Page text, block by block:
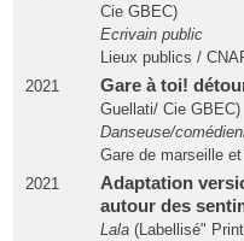
Cie GBEC)
Ecrivain public
Lieux publics /
2021
Gare à toi!
Guellati/ Cie GBEC)
Danseuse/
Gare de marseille
2021
Adaptation
autour des
Lala(Labellisé"